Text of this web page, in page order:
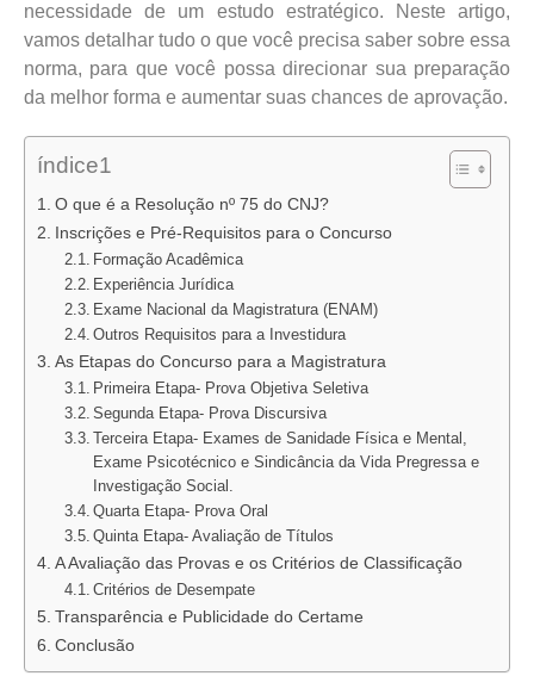
necessidade de um estudo estratégico. Neste artigo,
vamos detalhar tudo o que você precisa saber sobre essa
norma, para que você possa direcionar sua preparação
da melhor forma e aumentar suas chances de aprovação.
índice1
O que é a Resolução nº 75 do CNJ?
Inscrições e Pré-Requisitos para o Concurso
Formação Acadêmica
Experiência Jurídica
Exame Nacional da Magistratura (ENAM)
Outros Requisitos para a Investidura
As Etapas do Concurso para a Magistratura
Primeira Etapa- Prova Objetiva Seletiva
Segunda Etapa- Prova Discursiva
Terceira Etapa- Exames de Sanidade Física e Mental,
Exame Psicotécnico e Sindicância da Vida Pregressa e
Investigação Social.
Quarta Etapa- Prova Oral
Quinta Etapa- Avaliação de Títulos
A Avaliação das Provas e os Critérios de Classificação
Critérios de Desempate
Transparência e Publicidade do Certame
Conclusão